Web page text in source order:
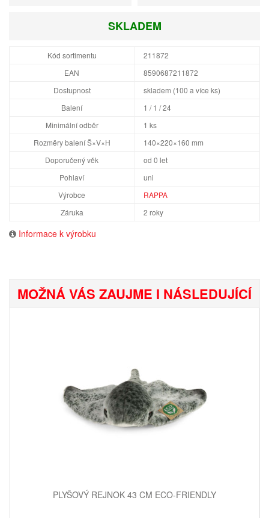
SKLADEM
Kód sortimentu
211872
EAN
8590687211872
Dostupnost
skladem (100 a více ks)
Balení
1 / 1 / 24
Minimální odběr
1 ks
Rozměry balení Š×V×H
140×220×160 mm
Doporučený věk
od 0 let
Pohlaví
uni
Výrobce
RAPPA
Záruka
2 roky
Informace k výrobku
MOŽNÁ VÁS ZAUJME I NÁSLEDUJÍCÍ
PLYŠOVÝ REJNOK 43 CM ECO-FRIENDLY